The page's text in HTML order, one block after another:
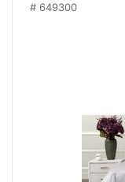
649300